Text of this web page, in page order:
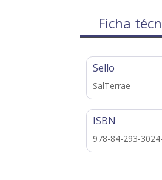
Ficha
Sello
SalTerrae
ISBN
978-84-293-